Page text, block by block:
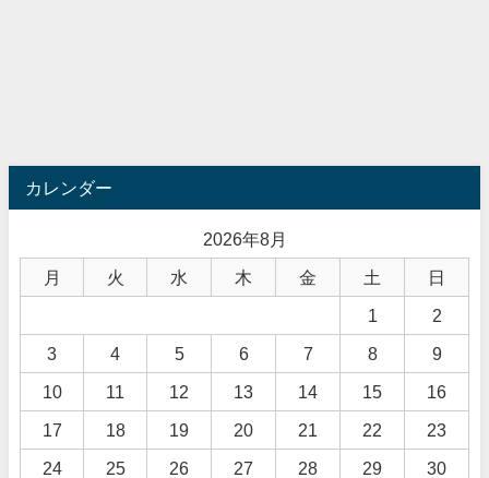
カレンダー
2026年8月
月 火 水 木 金 土 日
1 2
3 4 5 6 7 8 9
10 11 12 13 14 15 16
17 18 19 20 21 22 23
24 25 26 27 28 29 30